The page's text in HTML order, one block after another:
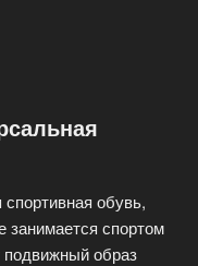
обувь,
занимается спортом
подвижный образ